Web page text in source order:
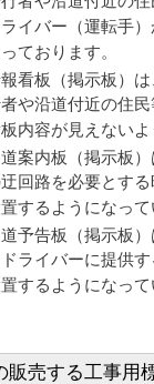
イバー（運転手
ております。
看板（掲示板）
や沿道付近の住
内容が見えない
道案内板（掲示板
回路を必要とす
するようになっ
道予告板（掲示板
ライバーに提供
するようになっ
販売する工事用